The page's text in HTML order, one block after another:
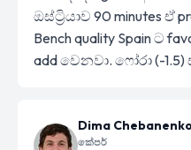
ඔස්ට්‍රියාව 90 minutes ඒ
Bench quality Spain ට
add වෙනවා. ෆෝරා (-1.5)
Dima
කේපර්